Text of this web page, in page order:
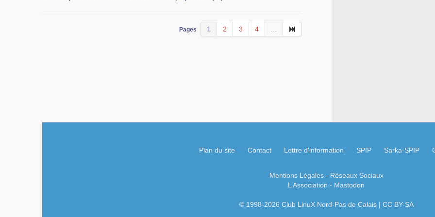
Pages 1 2 3 4
Plan du site Contact Lettre d'information SPIP Sarka-SPIP
Mentions Légales- Réseaux Sociaux
L’Association - Mastodon
© 1998-2026 Club LinuX Nord-Pas de Calais | CC BY-SA